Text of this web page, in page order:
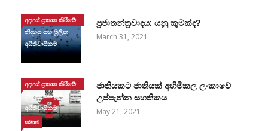
අදහස් ප්‍රකාශ කිරීමේ
නිදහස සහ මූලික
අයිතිවාසිකම්
ප්‍රජාතන්ත්‍රවාදය: යනු කුමක්ද?
March 31, 2021
අදහස් ප්‍රකාශ කිරීමේ
නිදහස සහ මූලික
අයිතිවාසිකම්
සමාජ
ජාතියකට ජාතියක් අහිමිකල ලංකාවේ
උප්පැන්න සහතිකය
May 21, 2021